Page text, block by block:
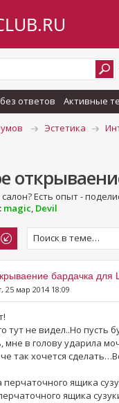
ответов Активные
Эстетика
Есть опыт -
magic, Devil
бардачка для
25 мар 2014 18:09
тут не видел..Но пусть
мне в голову ударила
так хочется
перчаточного ящика
ящика